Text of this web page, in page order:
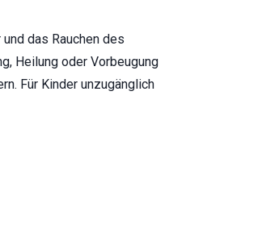
das Rauchen des
Heilung oder Vorbeugung
Für Kinder unzugänglich